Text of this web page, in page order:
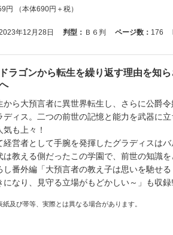
円 （本体690円＋税）
年12月28日 判型： Ｂ６判 ページ数： 176
ラゴンから転生を繰り返す理由を知
から大預言者に異世界転生し、さらに公爵
ディス。二つの前世の記憶と能力を武器に
気も上々！
経営者として手腕を発揮したグラディスは
は教える側だったこの学園で、前世の知識
し番外編「大預言者の教え子は思いを馳せ
になり、見守る立場がもどかしい～」も収録
及び帯等、実際とは異なる場合があります。